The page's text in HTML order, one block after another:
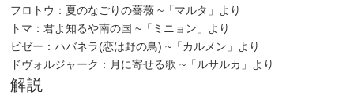
フロトウ：夏のなごりの薔薇 ~「マルタ」より
トマ：君よ知るや南の国 ~「ミニョン」より
ビゼー：ハバネラ(恋は野の鳥) ~「カルメン」より
ドヴォルジャーク：月に寄せる歌 ~「ルサルカ」より
解説